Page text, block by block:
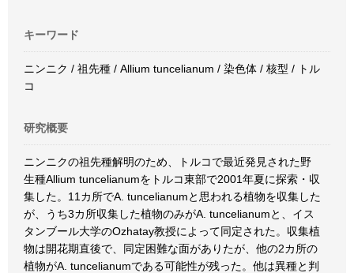
キーワード
ニンニク / 祖先種 / Allium tuncelianum / 染色体 / 核型 / トル
コ
研究概要
ニンニクの祖先種解明のため、トルコで最近発見された野
生種Allium tuncelianumをトルコ東部で2001年夏に探索・収
集した。11カ所でA. tuncelianumと思われる植物を収集した
が、うち3カ所収集した植物のみがA. tuncelianumと、イス
タンブール大学のOzhatay教授によって同定された。収集植
物は開花期直後で、同定困難な面がありたが、他の2カ所の
植物がA. tuncelianumである可能性が残った。他は異種と判